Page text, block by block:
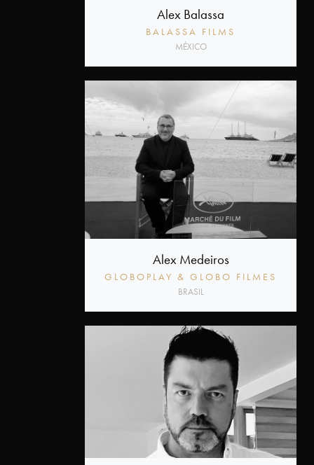
Alex Balassa
BALASSA FILMS
MÉXICO
Alex Medeiros
GLOBOPLAY & GLOBO FILMES
BRASIL